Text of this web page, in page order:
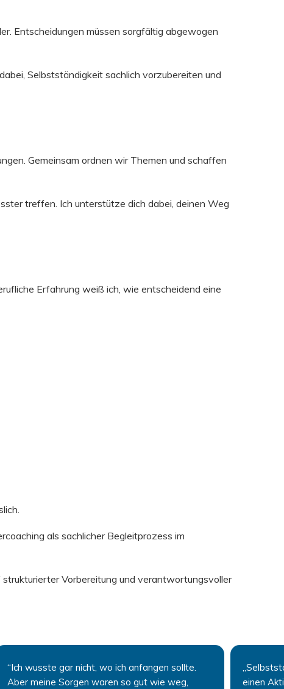
Entscheidungen müssen sorgfältig abgewogen
Selbstständigkeit sachlich vorzubereiten und
Gemeinsam ordnen wir Themen und schaffen
treffen. Ich unterstütze dich dabei, deinen Weg
Erfahrung weiß ich, wie entscheidend eine
als sachlicher Begleitprozess im
Vorbereitung und verantwortungsvoller
“Ich wusste gar nicht, wo ich anfangen sollte.
Aber meine Sorgen waren so gut wie weg,
einen